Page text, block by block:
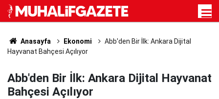
Anasayfa Ekonomi
Abb'den Bir İlk: Ankara Dijital
Hayvanat Bahçesi Açılıyor
Abb'den Bir İlk: Ankara Dijital Hayvanat
Bahçesi Açılıyor